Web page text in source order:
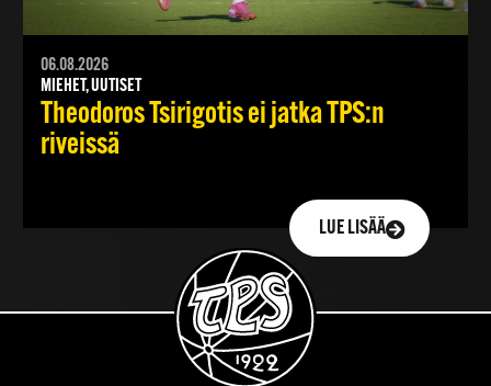
06.08.2026
MIEHET, UUTISET
Theodoros Tsirigotis ei jatka TPS:n
riveissä
LUE LISÄÄ